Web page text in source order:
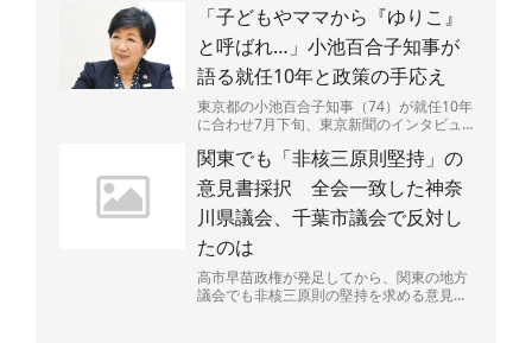
方、他の動物や動物園は...
「子どもやママから『ゆりこ』
と呼ばれ…」小池百合子知事が
語る就任10年と政策の手応え
東京都の小池百合子知事（74）が就任10年
に合わせ7月下旬、東京新聞のインタビュ
援策の成果を強調...
関東でも「非核三原則堅持」の
意見書採択 全会一致した神奈
川県議会、千葉市議会で反対し
たのは
高市早苗政権が発足してから、関東の地方
議会でも非核三原則の堅持を求める意見書